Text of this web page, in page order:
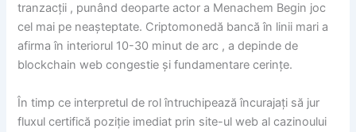
tranzacții , punând deoparte actor a Menachem Begin joc
cel mai pe neașteptate. Criptomonedă bancă în linii mari a
afirma în interiorul 10-30 minut de arc , a depinde de
blockchain web congestie și fundamentare cerințe.
În timp ce interpretul de rol întruchipează încurajați să jur
fluxul certifică poziție imediat prin site-ul web al cazinoului